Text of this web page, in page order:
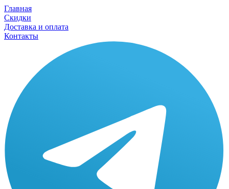
Главная
Скидки
Доставка и оплата
Контакты